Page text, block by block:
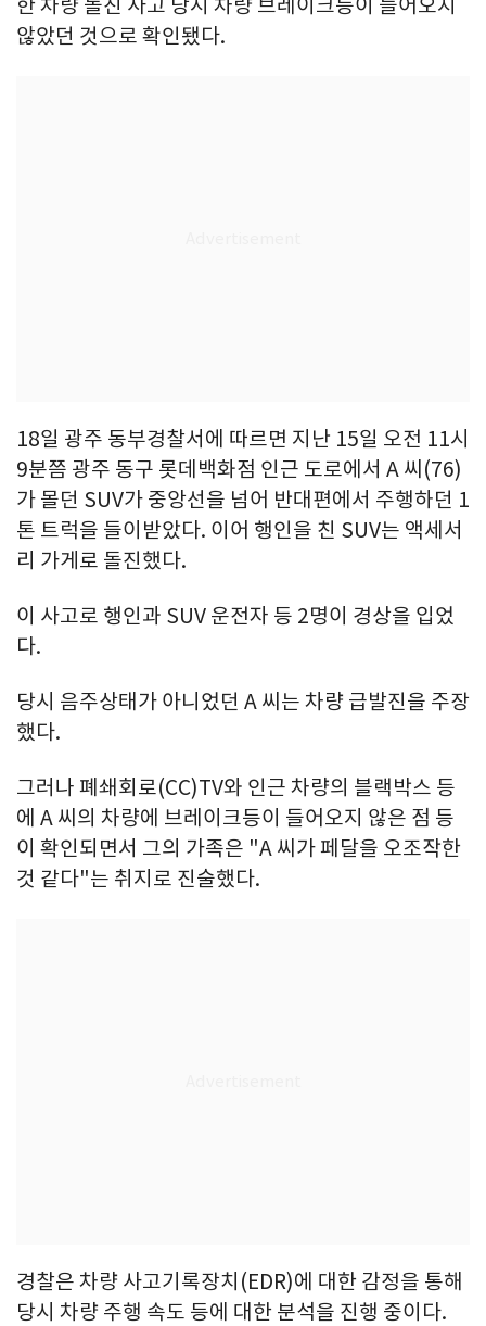
않았던 것으로 확인됐다.
18일 광주 동부경찰서에 따르면 지난 15일 오전 11시
9분쯤 광주 동구 롯데백화점 인근 도로에서 A 씨(76)
가 몰던 SUV가 중앙선을 넘어 반대편에서 주행하던 1
톤 트럭을 들이받았다. 이어 행인을 친 SUV는 액세서
리 가게로 돌진했다.
이 사고로 행인과 SUV 운전자 등 2명이 경상을 입었
다.
당시 음주상태가 아니었던 A 씨는 차량 급발진을 주장
했다.
그러나 폐쇄회로(CC)TV와 인근 차량의 블랙박스 등
에 A 씨의 차량에 브레이크등이 들어오지 않은 점 등
이 확인되면서 그의 가족은 "A 씨가 페달을 오조작한
것 같다"는 취지로 진술했다.
경찰은 차량 사고기록장치(EDR)에 대한 감정을 통해
당시 차량 주행 속도 등에 대한 분석을 진행 중이다.